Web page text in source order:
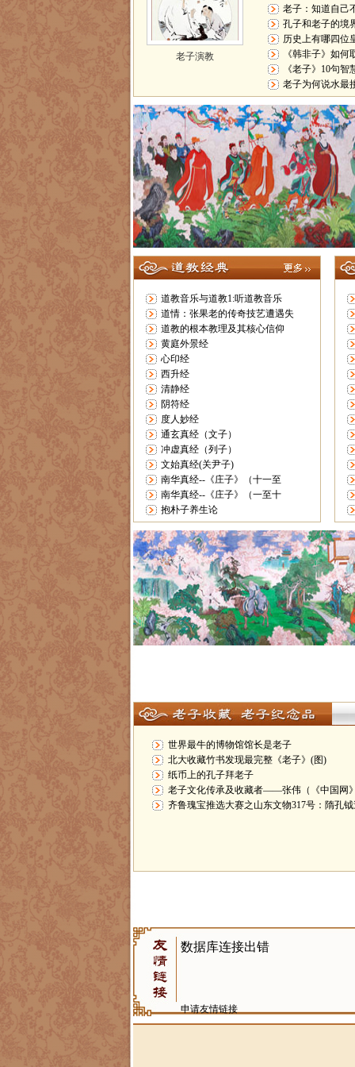
老子演教
老子：知道自己
孔子和老子的境
历史上有哪四位
《韩非子》如何
《老子》10句
老子为何说水最
道教音乐与道教1:听道教音乐
道情：张果老的传奇技艺遭遇失
道教的根本教理及其核心信仰
黄庭外景经
心印经
西升经
清静经
阴符经
度人妙经
通玄真经（文子）
冲虚真经（列子）
文始真经(关尹子)
南华真经--《庄子》（十一至
南华真经--《庄子》（一至十
抱朴子养生论
世界最牛的博物馆馆长是老子
北大收藏竹书发现最完整《老子》(图)
纸币上的孔子拜老子
老子文化传承及收藏者——张伟（《中国网
齐鲁瑰宝推选大赛之山东文物317号：隋孔
申请友情链接